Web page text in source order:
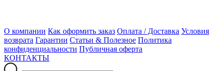
О компании Как оформить заказ Оплата / Доставка Условия
возврата Гарантии Статьи & Полезное Политика
конфиденциальности Публичная оферта
КОНТАКТЫ